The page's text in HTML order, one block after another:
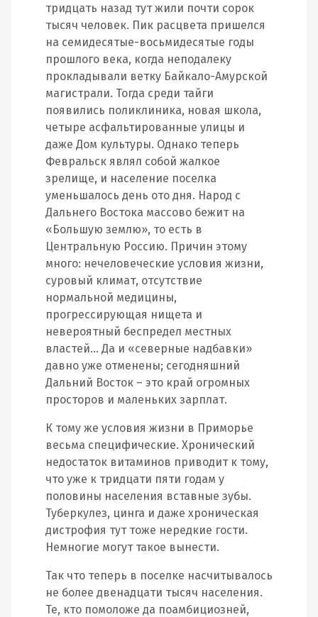
тридцать назад тут жили почти сорок
тысяч человек. Пик расцвета пришелся
на семидесятые-восьмидесятые годы
прошлого века, когда неподалеку
прокладывали ветку Байкало-Амурской
магистрали. Тогда среди тайги
появились поликлиника, новая школа,
четыре асфальтированные улицы и
даже Дом культуры. Однако теперь
Февральск являл собой жалкое
зрелище, и население поселка
уменьшалось день ото дня. Народ с
Дальнего Востока массово бежит на
«Большую землю», то есть в
Центральную Россию. Причин этому
много: нечеловеческие условия жизни,
суровый климат, отсутствие
нормальной медицины,
прогрессирующая нищета и
невероятный беспредел местных
властей… Да и «северные надбавки»
давно уже отменены; сегодняшний
Дальний Восток – это край огромных
просторов и маленьких зарплат.
К тому же условия жизни в Приморье
весьма специфические. Хронический
недостаток витаминов приводит к тому,
что уже к тридцати пяти годам у
половины населения вставные зубы.
Туберкулез, цинга и даже хроническая
дистрофия тут тоже нередкие гости.
Немногие могут такое вынести.
Так что теперь в поселке насчитывалось
не более двенадцати тысяч населения.
Те, кто помоложе да поамбициозней,